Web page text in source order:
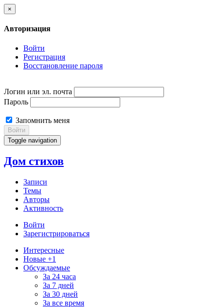
×
Авторизация
Войти
Регистрация
Восстановление пароля
Логин или эл. почта
Пароль
Запомнить меня
Войти
Toggle navigation
Дом стихов
Записи
Темы
Авторы
Активность
Войти
Зарегистрироваться
Интересные
Новые +1
Обсуждаемые
За 24 часа
За 7 дней
За 30 дней
За все время